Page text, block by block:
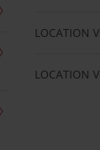
LOCATION
LOCATION